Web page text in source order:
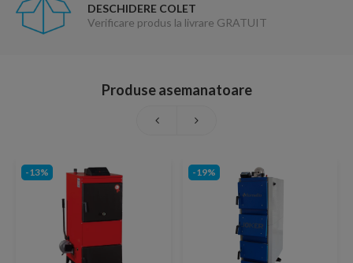
DESCHIDERE COLET
Verificare produs la livrare GRATUIT
Produse asemanatoare
-13% -19%